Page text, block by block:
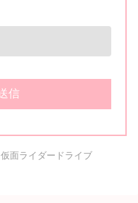
仮面ライダードライブ